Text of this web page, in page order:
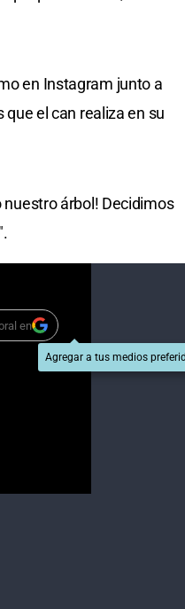
en Instagram junto a
el can realiza en su
nuestro árbol! Decidimos
en
Agregar a tus medios